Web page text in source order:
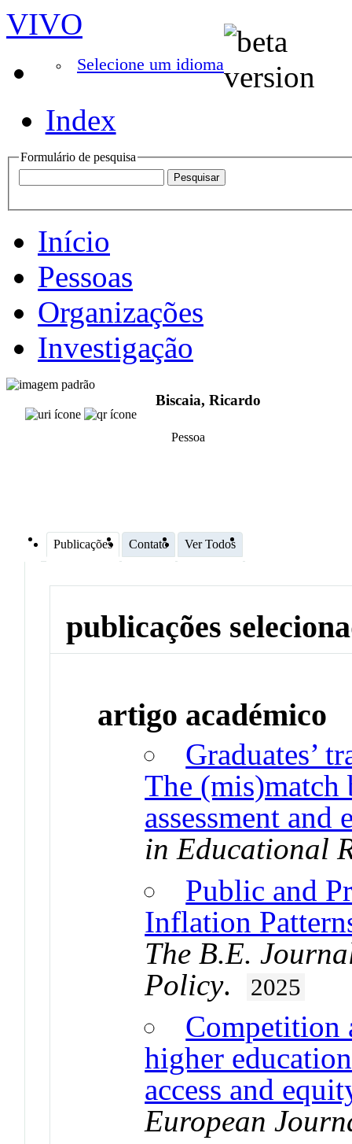
VIVO
Selecione um idioma
Index
Formulário de pesquisa
Início
Pessoas
Organizações
Investigação
Biscaia, Ricardo
Pessoa
Publicações Contato Ver Todos
publicações
artigo académico
Graduates’
The (mis)match
assessment
in Educational
Public and
Inflation
The B.E.
Policy. 2025
Competition
higher
access and
European